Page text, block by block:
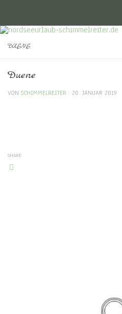
DUENE
Duene
VON SCHIMMELREITER · 20. JANUAR 2019
SHARE